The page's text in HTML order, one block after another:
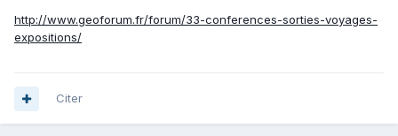
http://www.geoforum.fr/forum/33-conferences-sorties-voyages-
expositions/
Citer